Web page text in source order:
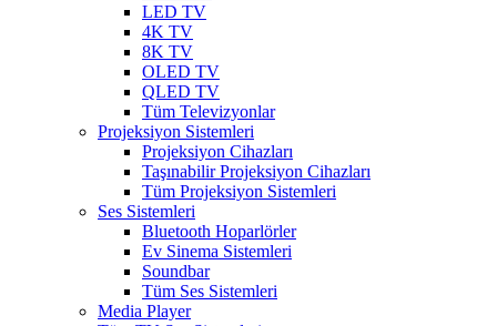
LED TV
4K TV
8K TV
OLED TV
QLED TV
Tüm Televizyonlar
Projeksiyon Sistemleri
Projeksiyon Cihazları
Taşınabilir Projeksiyon Cihazları
Tüm Projeksiyon Sistemleri
Ses Sistemleri
Bluetooth Hoparlörler
Ev Sinema Sistemleri
Soundbar
Tüm Ses Sistemleri
Media Player